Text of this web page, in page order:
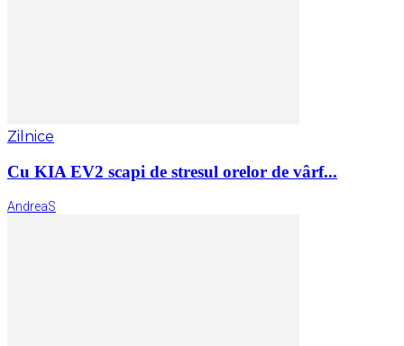
Zilnice
Cu KIA EV2 scapi de stresul orelor de vârf...
AndreaS